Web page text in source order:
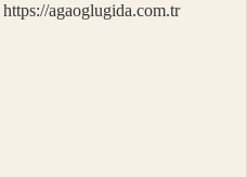
https://agaoglugida.com.tr